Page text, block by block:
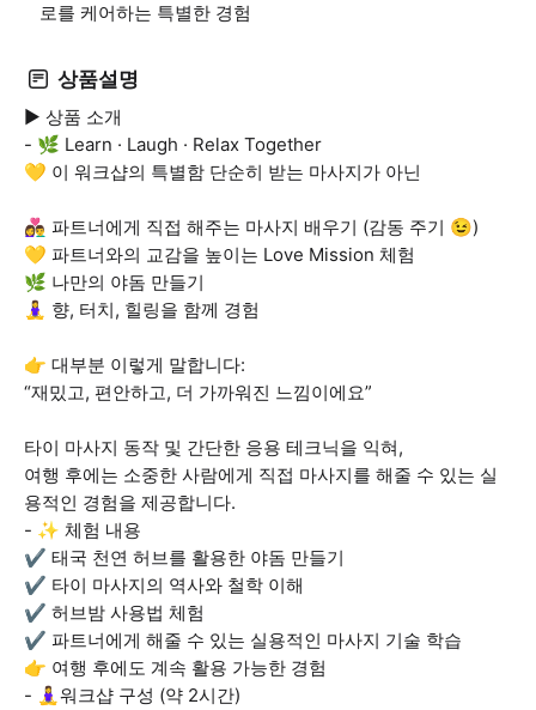
로를 케어하는 특별한 경험
상품설명
▶ 상품 소개
- 🌿 Learn · Laugh · Relax Together
💛 이 워크샵의 특별함 단순히 받는 마사지가 아닌
👩‍❤️‍👨 파트너에게 직접 해주는 마사지 배우기 (감동 주기 😉)
💛 파트너와의 교감을 높이는 Love Mission 체험
🌿 나만의 야돔 만들기
🧘‍♀️ 향, 터치, 힐링을 함께 경험
👉 대부분 이렇게 말합니다:
“재밌고, 편안하고, 더 가까워진 느낌이에요”
타이 마사지 동작 및 간단한 응용 테크닉을 익혀,
여행 후에는 소중한 사람에게 직접 마사지를 해줄 수 있는 실
용적인 경험을 제공합니다.
- ✨ 체험 내용
✔️ 태국 천연 허브를 활용한 야돔 만들기
✔️ 타이 마사지의 역사와 철학 이해
✔️ 허브밤 사용법 체험
✔️ 파트너에게 해줄 수 있는 실용적인 마사지 기술 학습
👉 여행 후에도 계속 활용 가능한 경험
- 🧘‍♀️워크샵 구성 (약 2시간)